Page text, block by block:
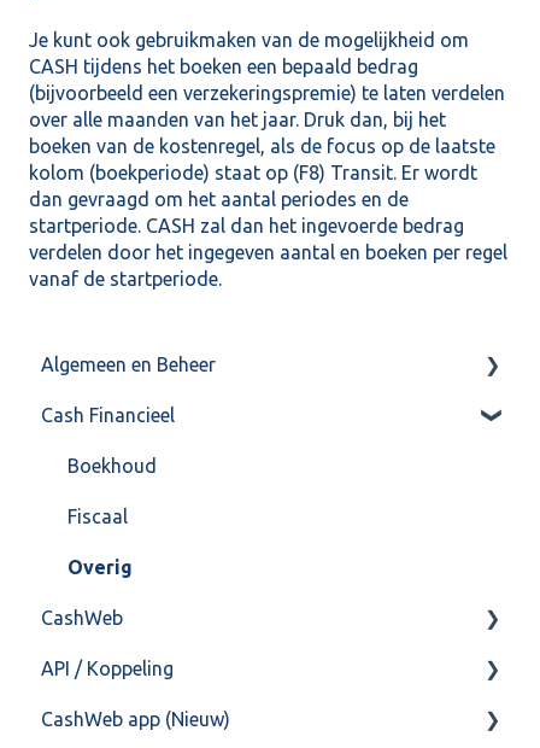
Je kunt ook gebruikmaken van de mogelijkheid om
CASH tijdens het boeken een bepaald bedrag
(bijvoorbeeld een verzekeringspremie) te laten verdelen
over alle maanden van het jaar. Druk dan, bij het
boeken van de kostenregel, als de focus op de laatste
kolom (boekperiode) staat op (F8) Transit. Er wordt
dan gevraagd om het aantal periodes en de
startperiode. CASH zal dan het ingevoerde bedrag
verdelen door het ingegeven aantal en boeken per regel
vanaf de startperiode.
Algemeen en Beheer
Bank(koppeling)
Import/Export
Postbus
Training & Consultancy
Overig
Cash Financieel
Boekhoud
Fiscaal
Overig
CashWeb
CashHero Layout
Mailen vanuit CASHWeb
API / Koppeling
Algemeen
CashWeb app (Nieuw)